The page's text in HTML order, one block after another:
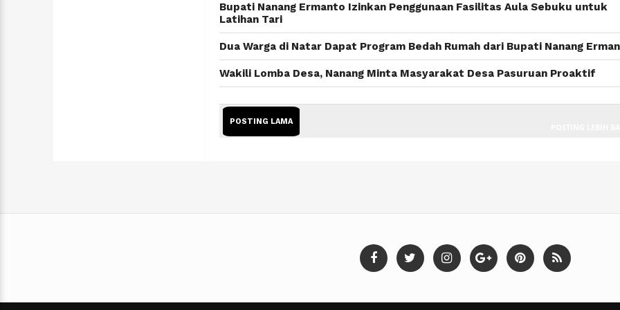
Bupati Nanang Ermanto Izinkan Penggunaan Fasilitas Aula Sebuku untuk
Latihan Tari
Dua Warga di Natar Dapat Program Bedah Rumah dari Bupati Nanang
Wakili Lomba Desa, Nanang Minta Masyarakat Desa Pasuruan Proaktif
POSTING LAMA